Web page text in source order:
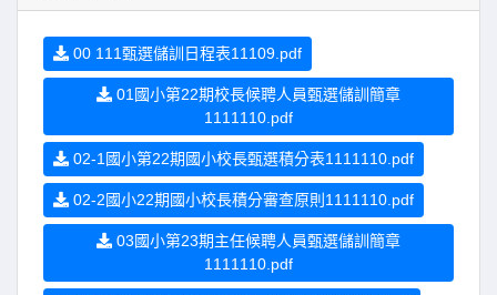
00 111甄選儲訓日程表11109.pdf
01國小第22期校長候聘人員甄選儲訓簡章
1111110.pdf
02-1國小第22期國小校長甄選積分表1111110.pdf
02-2國小22期國小校長積分審查原則1111110.pdf
03國小第23期主任候聘人員甄選儲訓簡章
1111110.pdf